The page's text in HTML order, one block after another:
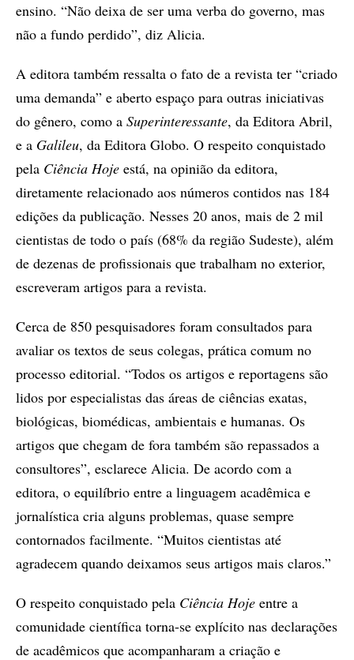
ensino. “Não deixa de ser uma verba do governo, mas
não a fundo perdido”, diz Alicia.
A editora também ressalta o fato de a revista ter “criado
uma demanda” e aberto espaço para outras iniciativas
do gênero, como a Superinteressante, da Editora Abril,
e a Galileu, da Editora Globo. O respeito conquistado
pela Ciência Hoje está, na opinião da editora,
diretamente relacionado aos números contidos nas 184
edições da publicação. Nesses 20 anos, mais de 2 mil
cientistas de todo o país (68% da região Sudeste), além
de dezenas de profissionais que trabalham no exterior,
escreveram artigos para a revista.
Cerca de 850 pesquisadores foram consultados para
avaliar os textos de seus colegas, prática comum no
processo editorial. “Todos os artigos e reportagens são
lidos por especialistas das áreas de ciências exatas,
biológicas, biomédicas, ambientais e humanas. Os
artigos que chegam de fora também são repassados a
consultores”, esclarece Alicia. De acordo com a
editora, o equilíbrio entre a linguagem acadêmica e
jornalística cria alguns problemas, quase sempre
contornados facilmente. “Muitos cientistas até
agradecem quando deixamos seus artigos mais claros.”
O respeito conquistado pela Ciência Hoje entre a
comunidade científica torna-se explícito nas declarações
de acadêmicos que acompanharam a criação e